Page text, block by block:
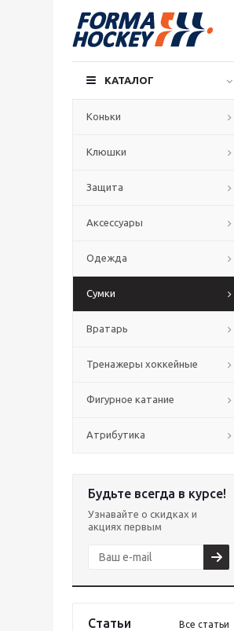
КАТАЛОГ
Коньки
Клюшки
Защита
Аксессуары
Одежда
Сумки
Вратарь
Тренажеры хоккейные
Фигурное катание
Атрибутика
Будьте всегда в курсе!
Узнавайте о скидках и
акциях первым
Статьи Все статьи